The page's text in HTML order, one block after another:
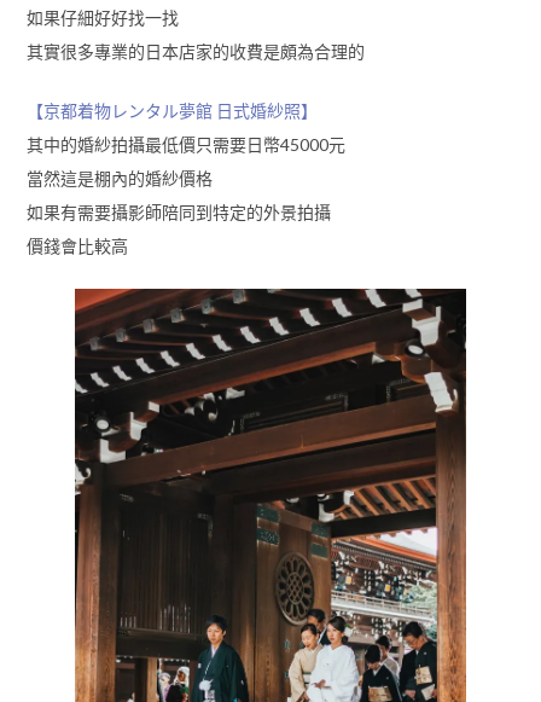
如果仔細好好找一找
其實很多專業的日本店家的收費是頗為合理的
【京都着物レンタル夢館 日式婚紗照】
其中的婚紗拍攝最低價只需要日幣45000元
當然這是棚內的婚紗價格
如果有需要攝影師陪同到特定的外景拍攝
價錢會比較高